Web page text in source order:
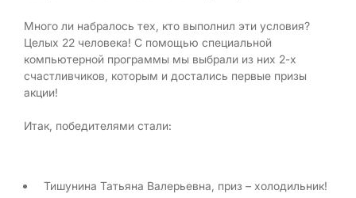
Много ли набралось тех, кто выполнил эти условия?
Целых 22 человека! С помощью специальной
компьютерной программы мы выбрали из них 2-х
счастливчиков, которым и достались первые призы
акции!
Итак, победителями стали:
Тишунина Татьяна Валерьевна, приз – холодильник!